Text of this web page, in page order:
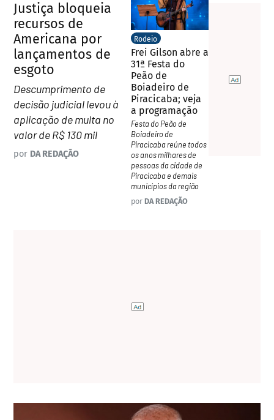
Justiça bloqueia
recursos de
Americana por
lançamentos de
esgoto
Descumprimento de
decisão judicial levou à
aplicação de multa no
valor de R$ 130 mil
por DA REDAÇÃO
Rodeio
Frei Gilson abre a
31ª Festa do
Peão de
Boiadeiro de
Piracicaba; veja
a programação
Festa do Peão de
Boiadeiro de
Piracicaba reúne todos
os anos milhares de
pessoas da cidade de
Piracicaba e demais
municípios da região
por DA REDAÇÃO